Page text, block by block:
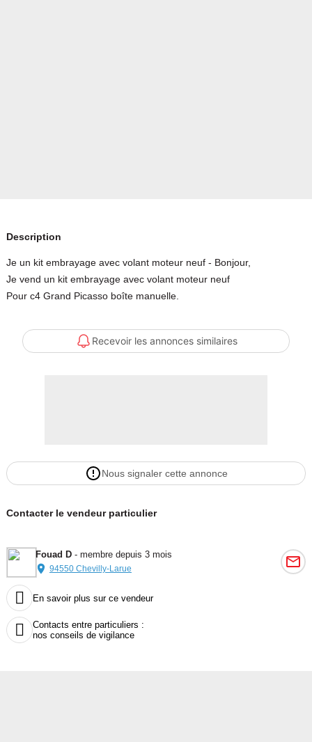
Description
Je un kit embrayage avec volant moteur neuf - Bonjour,
Je vend un kit embrayage avec volant moteur neuf
Pour c4 Grand Picasso boîte manuelle.
Recevoir les annonces similaires
Nous signaler cette annonce
Contacter le vendeur particulier
Fouad D- membre depuis 3 mois
94550 Chevilly-Larue
 En savoir plus sur ce vendeur

Contacts entre particuliers :
nos conseils de vigilance